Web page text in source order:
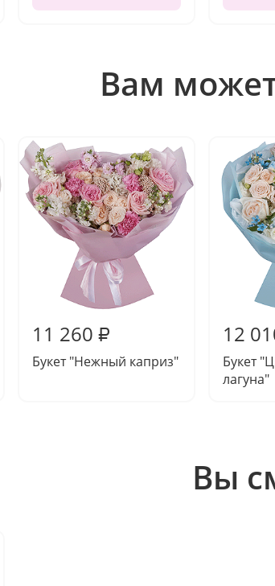
Вам
11 260 ₽
Букет "Нежный каприз"
12
Букет
лагуна"
Вы